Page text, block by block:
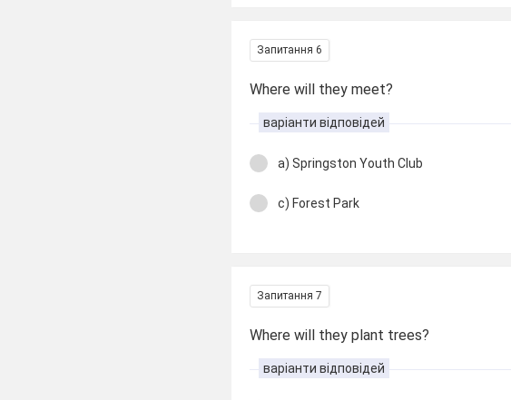
Запитання 6
Where will they meet?
варіанти відповідей
a) Springston Youth Club
c) Forest Park
Запитання 7
Where will they plant trees?
варіанти відповідей